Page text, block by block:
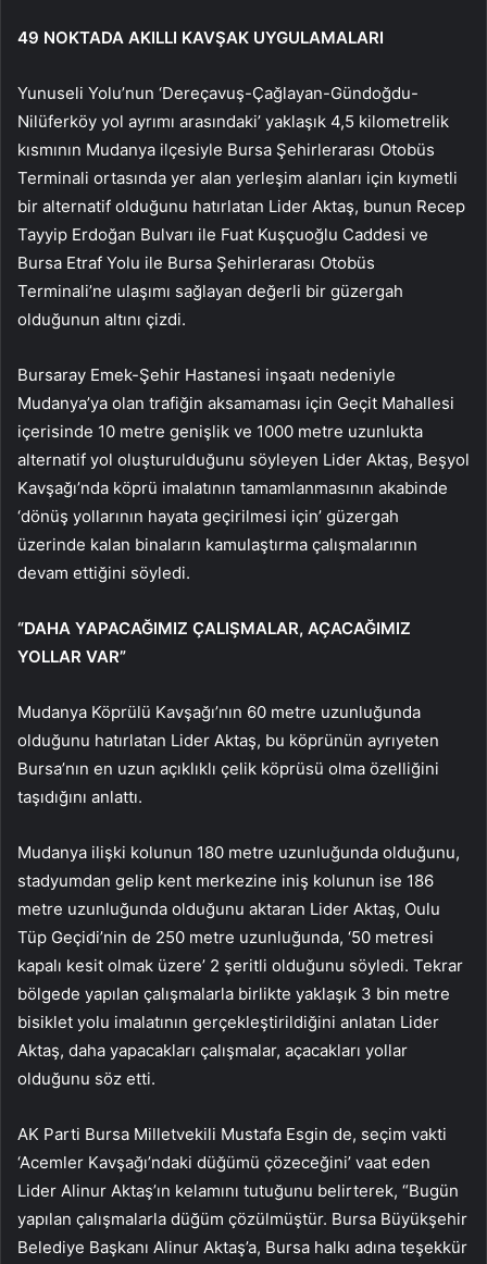
49 NOKTADA AKILLI KAVŞAK UYGULAMALARI
Yunuseli Yolu’nun ‘Dereçavuş-Çağlayan-Gündoğdu-
Nilüferköy yol ayrımı arasındaki’ yaklaşık 4,5 kilometrelik
kısmının Mudanya ilçesiyle Bursa Şehirlerarası Otobüs
Terminali ortasında yer alan yerleşim alanları için kıymetli
bir alternatif olduğunu hatırlatan Lider Aktaş, bunun Recep
Tayyip Erdoğan Bulvarı ile Fuat Kuşçuoğlu Caddesi ve
Bursa Etraf Yolu ile Bursa Şehirlerarası Otobüs
Terminali’ne ulaşımı sağlayan değerli bir güzergah
olduğunun altını çizdi.
Bursaray Emek-Şehir Hastanesi inşaatı nedeniyle
Mudanya’ya olan trafiğin aksamaması için Geçit Mahallesi
içerisinde 10 metre genişlik ve 1000 metre uzunlukta
alternatif yol oluşturulduğunu söyleyen Lider Aktaş, Beşyol
Kavşağı’nda köprü imalatının tamamlanmasının akabinde
‘dönüş yollarının hayata geçirilmesi için’ güzergah
üzerinde kalan binaların kamulaştırma çalışmalarının
devam ettiğini söyledi.
“DAHA YAPACAĞIMIZ ÇALIŞMALAR, AÇACAĞIMIZ
YOLLAR VAR”
Mudanya Köprülü Kavşağı’nın 60 metre uzunluğunda
olduğunu hatırlatan Lider Aktaş, bu köprünün ayrıyeten
Bursa’nın en uzun açıklıklı çelik köprüsü olma özelliğini
taşıdığını anlattı.
Mudanya ilişki kolunun 180 metre uzunluğunda olduğunu,
stadyumdan gelip kent merkezine iniş kolunun ise 186
metre uzunluğunda olduğunu aktaran Lider Aktaş, Oulu
Tüp Geçidi’nin de 250 metre uzunluğunda, ‘50 metresi
kapalı kesit olmak üzere’ 2 şeritli olduğunu söyledi. Tekrar
bölgede yapılan çalışmalarla birlikte yaklaşık 3 bin metre
bisiklet yolu imalatının gerçekleştirildiğini anlatan Lider
Aktaş, daha yapacakları çalışmalar, açacakları yollar
olduğunu söz etti.
AK Parti Bursa Milletvekili Mustafa Esgin de, seçim vakti
‘Acemler Kavşağı’ndaki düğümü çözeceğini’ vaat eden
Lider Alinur Aktaş’ın kelamını tutuğunu belirterek, “Bugün
yapılan çalışmalarla düğüm çözülmüştür. Bursa Büyükşehir
Belediye Başkanı Alinur Aktaş’a, Bursa halkı adına teşekkür